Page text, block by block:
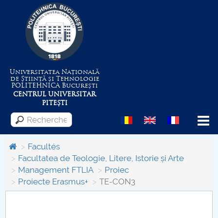
Universitatea Națională
de Știință și Tehnologie
POLITEHNICABucurești
CENTRUL UNIVERSITAR
PITEȘTI
Menu
Despre Universitate
Centrul de Management al Proiectelor
Facultés
Facultatea de Teologie, Litere, Istorie și Arte
Management FTLIA
Proiec
Proiecte Erasmus+
TE-CON3